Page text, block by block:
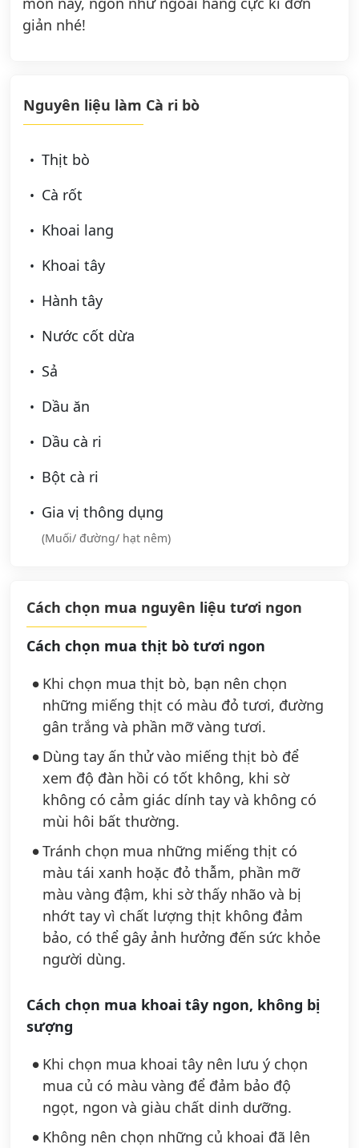
giản nhé!
Nguyên liệu làm Cà ri bò
Thịt bò
Cà rốt
Khoai lang
Khoai tây
Hành tây
Nước cốt dừa
Sả
Dầu ăn
Dầu cà ri
Bột cà ri
Gia vị thông dụng
(Muối/ đường/ hạt nêm)
Cách chọn mua nguyên liệu tươi ngon
Cách chọn mua thịt bò tươi ngon
Khi chọn mua thịt bò, bạn nên chọn
những miếng thịt có màu đỏ tươi, đường
gân trắng và phần mỡ vàng tươi.
Dùng tay ấn thử vào miếng thịt bò để
xem độ đàn hồi có tốt không, khi sờ
không có cảm giác dính tay và không có
mùi hôi bất thường.
Tránh chọn mua những miếng thịt có
màu tái xanh hoặc đỏ thẫm, phần mỡ
màu vàng đậm, khi sờ thấy nhão và bị
nhớt tay vì chất lượng thịt không đảm
bảo, có thể gây ảnh hưởng đến sức khỏe
người dùng.
Cách chọn mua khoai tây ngon, không bị
sượng
Khi chọn mua khoai tây nên lưu ý chọn
mua củ có màu vàng để đảm bảo độ
ngọt, ngon và giàu chất dinh dưỡng.
Không nên chọn những củ khoai đã lên